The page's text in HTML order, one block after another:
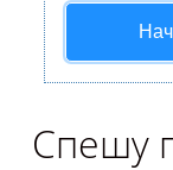
Спешу